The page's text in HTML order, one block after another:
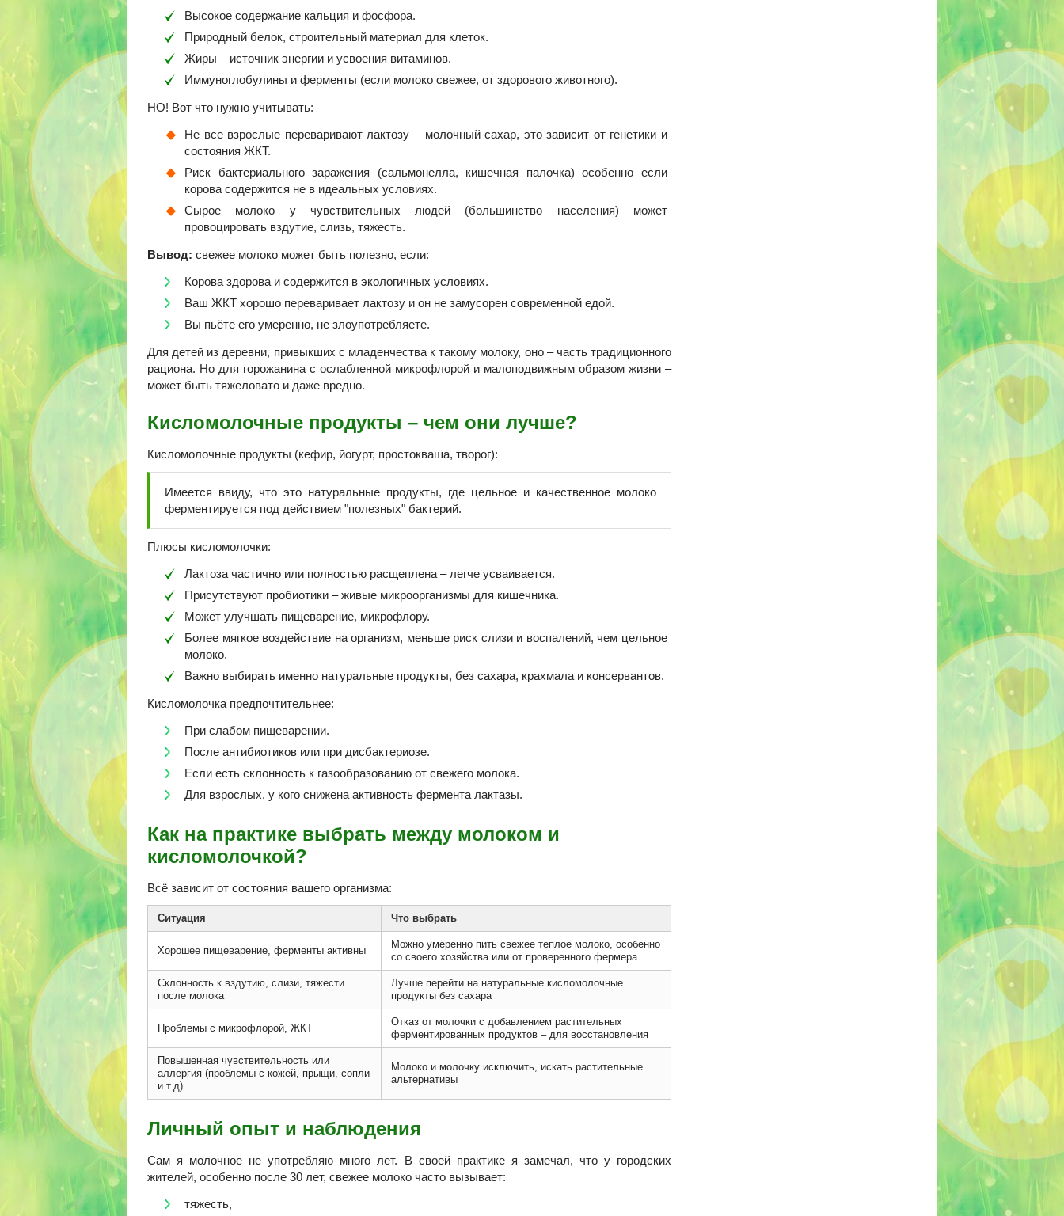
Высокое содержание кальция и фосфора.
Природный белок, строительный материал для клеток.
Жиры – источник энергии и усвоения витаминов.
Иммуноглобулины и ферменты (если молоко свежее, от здорового животного).
НО! Вот что нужно учитывать:
Не все взрослые переваривают лактозу – молочный сахар, это зависит от генетики и
состояния ЖКТ.
Риск бактериального заражения (сальмонелла, кишечная палочка) особенно если
корова содержится не в идеальных условиях.
Сырое молоко у чувствительных людей (большинство населения) может
провоцировать вздутие, слизь, тяжесть.
Вывод: свежее молоко может быть полезно, если:
Корова здорова и содержится в экологичных условиях.
Ваш ЖКТ хорошо переваривает лактозу и он не замусорен современной едой.
Вы пьёте его умеренно, не злоупотребляете.
Для детей из деревни, привыкших с младенчества к такому молоку, оно – часть традиционного
рациона. Но для горожанина с ослабленной микрофлорой и малоподвижным образом жизни –
может быть тяжеловато и даже вредно.
Кисломолочные продукты – чем они лучше?
Кисломолочные продукты (кефир, йогурт, простокваша, творог):
Имеется ввиду, что это натуральные продукты, где цельное и качественное молоко
ферментируется под действием "полезных" бактерий.
Плюсы кисломолочки:
Лактоза частично или полностью расщеплена – легче усваивается.
Присутствуют пробиотики – живые микроорганизмы для кишечника.
Может улучшать пищеварение, микрофлору.
Более мягкое воздействие на организм, меньше риск слизи и воспалений, чем цельное
молоко.
Важно выбирать именно натуральные продукты, без сахара, крахмала и консервантов.
Кисломолочка предпочтительнее:
При слабом пищеварении.
После антибиотиков или при дисбактериозе.
Если есть склонность к газообразованию от свежего молока.
Для взрослых, у кого снижена активность фермента лактазы.
Как на практике выбрать между молоком и
кисломолочкой?
Всё зависит от состояния вашего организма:
Ситуация Что выбрать
Хорошее пищеварение, ферменты активны
Можно умеренно пить свежее теплое молоко, особенно
со своего хозяйства или от проверенного фермера
Склонность к вздутию, слизи, тяжести
после молока
Лучше перейти на натуральные кисломолочные
продукты без сахара
Проблемы с микрофлорой, ЖКТ
Отказ от молочки с добавлением растительных
ферментированных продуктов – для восстановления
Повышенная чувствительность или
аллергия (проблемы с кожей, прыщи, сопли
и т.д)
Молоко и молочку исключить, искать растительные
альтернативы
Личный опыт и наблюдения
Сам я молочное не употребляю много лет. В своей практике я замечал, что у городских
жителей, особенно после 30 лет, свежее молоко часто вызывает:
тяжесть,